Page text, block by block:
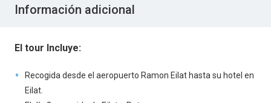
Información adicional
El tour Incluye:
Recogida desde el aeropuerto Ramon Eilat hasta su hotel en
Eilat.